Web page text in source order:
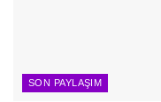
SON PAYLAŞIM